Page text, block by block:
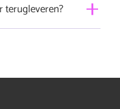
dat je nog maar heel
die je teruglevert.
salderen. Volgens
terugleveren?